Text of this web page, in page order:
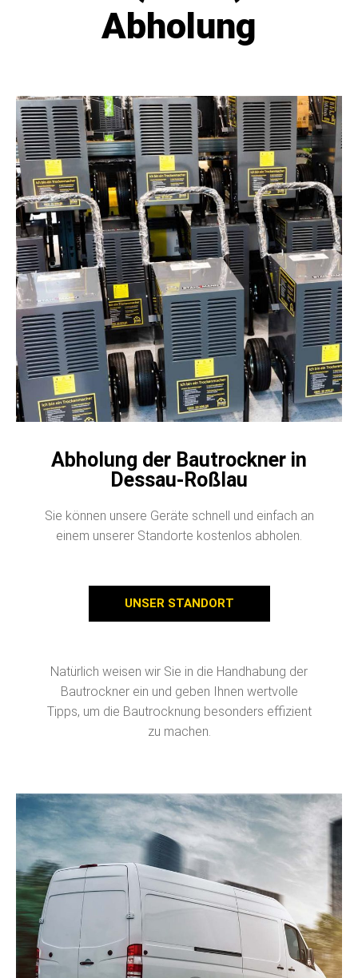
Abholung
Abholung der Bautrockner in
Dessau-Roßlau
Sie können unsere Geräte schnell und einfach an
einem unserer Standorte kostenlos abholen.
UNSER STANDORT
Natürlich weisen wir Sie in die Handhabung der
Bautrockner ein und geben Ihnen wertvolle
Tipps, um die Bautrocknung besonders effizient
zu machen.